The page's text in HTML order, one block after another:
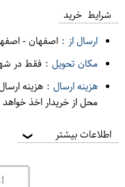
شرایط خرید
ارسال از : اصفهان-
مکان تحویل : فقط در
هزینه ارسال : هزینه
محل از خریدار اخذ
اطلاعات بیشتر ❯